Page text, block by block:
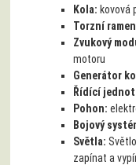
Kola: kovová
Torzní
Zvukový
motoru
Generátor
Řídící
Pohon:
Bojový
Světla:
zapínat a